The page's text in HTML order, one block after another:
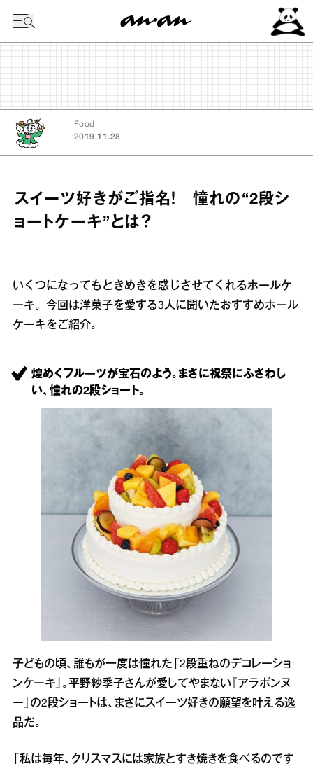
Food
2019.11.28
スイーツ好きがご指名！ 憧れの“2段シ
ョートケーキ”とは？
いくつになってもときめきを感じさせてくれるホールケ
ーキ。今回は洋菓子を愛する3人に聞いたおすすめホール
ケーキをご紹介。
煌めくフルーツが宝石のよう。まさに祝祭にふさわし
い、憧れの2段ショート。
子どもの頃、誰もが一度は憧れた「2段重ねのデコレーショ
ンケーキ」。平野紗季子さんが愛してやまない『アラボンヌ
ー』の2段ショートは、まさにスイーツ好きの願望を叶える逸
品だ。
「私は毎年、クリスマスには家族とすき焼きを食べるのです